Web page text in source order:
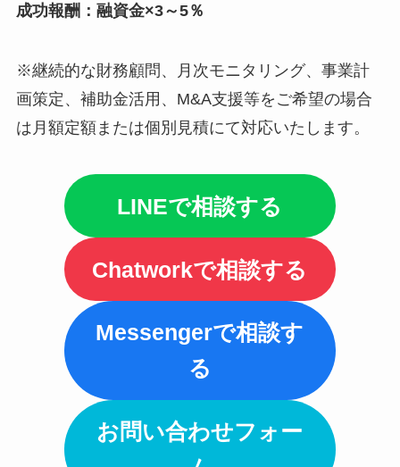
成功報酬：融資金×3～5％
※継続的な財務顧問、月次モニタリング、事業計
画策定、補助金活用、M&A支援等をご希望の場合
は月額定額または個別見積にて対応いたします。
LINEで相談する
Chatworkで相談する
Messengerで相談す
る
お問い合わせフォー